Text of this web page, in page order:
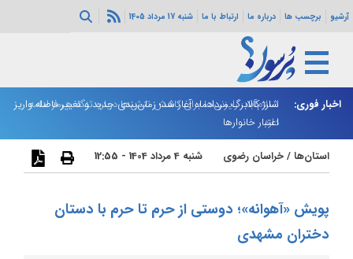
آرشیو برچسب ها درباره ما ارتباط با ما شنبه 17 مرداد 1405
اخبار فوری:
اسلام‌آباد: رایزنی‌ها برای کاهش تنش‌ها درباره تنگه هرمز ادامه
دارد
شارژ کالابرگ مردادماه آغاز شد؛ زمان‌بندی جدید و تغییر فاصله واریز
اعتبار خانوارها
استان‌ها /خراسان رضوی شنبه 4 مرداد 1404 - 12:55
پویش «آهوانه»؛ دوستی از حرم تا حرم با دستان
دختران مشهدی